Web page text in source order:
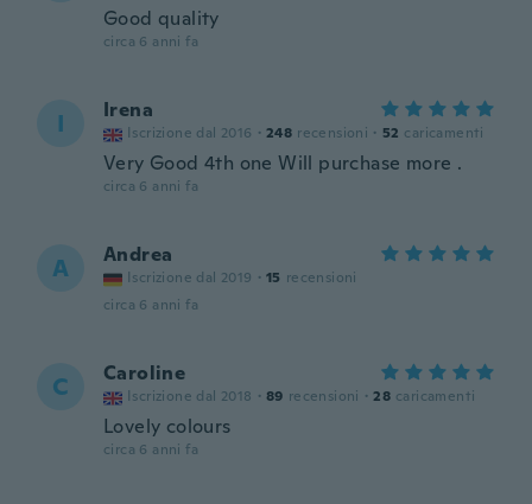
Good quality
circa 6 anni fa
I Irena
Iscrizione dal 2016 · 248 recensioni · 52 caricamenti
Very Good 4th one Will purchase more .
circa 6 anni fa
A Andrea
Iscrizione dal 2019 · 15 recensioni
circa 6 anni fa
C Caroline
Iscrizione dal 2018 · 89 recensioni · 28 caricamenti
Lovely colours
circa 6 anni fa